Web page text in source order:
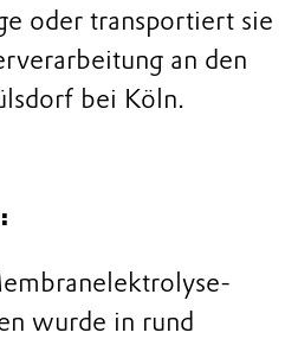
oder transportiert sie
an den
bei Köln.
wurde in rund